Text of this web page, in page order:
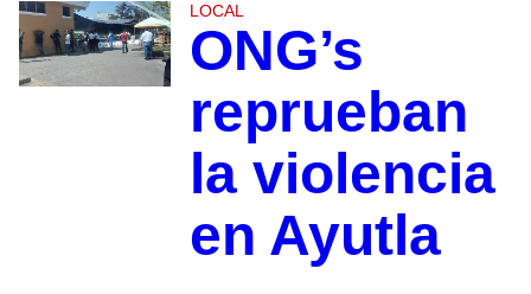
LOCAL
ONG’s
reprueban
la violencia
en Ayutla